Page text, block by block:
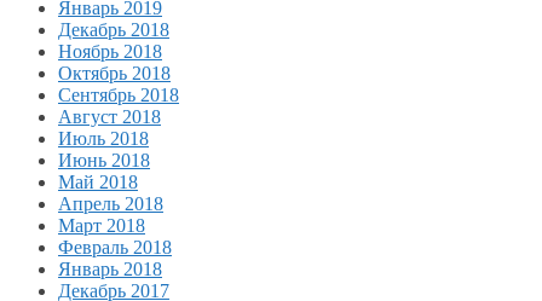
Январь 2019
Декабрь 2018
Ноябрь 2018
Октябрь 2018
Сентябрь 2018
Август 2018
Июль 2018
Июнь 2018
Май 2018
Апрель 2018
Март 2018
Февраль 2018
Январь 2018
Декабрь 2017